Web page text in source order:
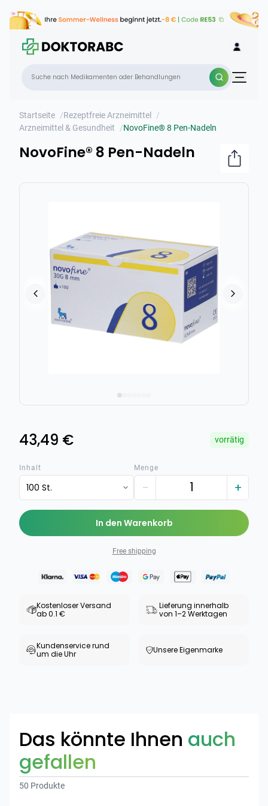
Categories
Startseite /Rezeptfreie Arzneimittel /
Arzneimittel & Gesundheit
/NovoFine® 8 Pen-Nadeln
NovoFine® 8 Pen-Nadeln
43,49 € vorrätig
Inhalt
100 St.
Menge
− +
In den Warenkorb
Free shipping
Kostenloser Versand
ab 0.1 €
Lieferung innerhalb
von 1–2 Werktagen
Kundenservice rund
um die Uhr
Unsere Eigenmarke
Das könnte Ihnen auch
gefallen
50 Produkte